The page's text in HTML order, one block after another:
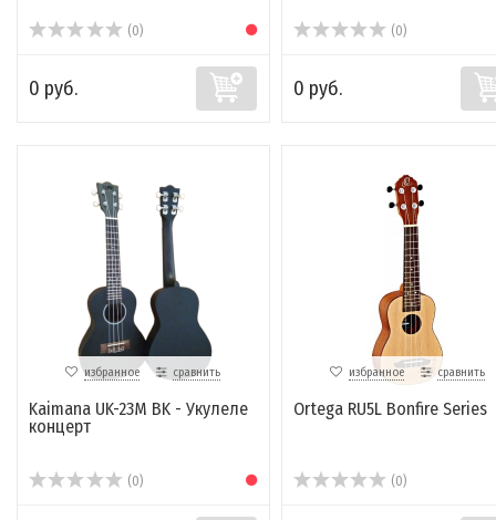
(0)
0 руб.
(0)
0 руб.
избранное сравнить
Kaimana UK-23M BK - Укулеле
концерт
(0)
избранное сравнить
Ortega RU5L Bonfire Series
(0)